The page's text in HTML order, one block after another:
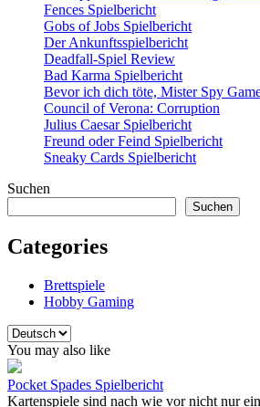
Fences Spielbericht
Gobs of Jobs Spielbericht
Der Ankunftsspielbericht
Deadfall-Spiel Review
Bad Karma Spielbericht
Bevor ich dich töte, Mister Spy
Council of Verona: Corruption
Julius Caesar Spielbericht
Freund oder Feind Spielbericht
Sneaky Cards Spielbericht
Suchen
Suchen
Categories
Brettspiele
Hobby Gaming
Sprache
auswählen
You may also like
Pocket Spades Spielbericht
Kartenspiele sind nach wie vor nicht nur